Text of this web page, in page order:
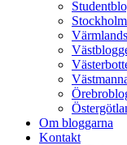
Om bloggarna
Kontakt